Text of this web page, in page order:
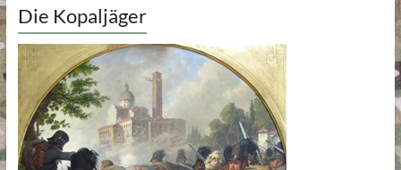
Die Kopaljäger